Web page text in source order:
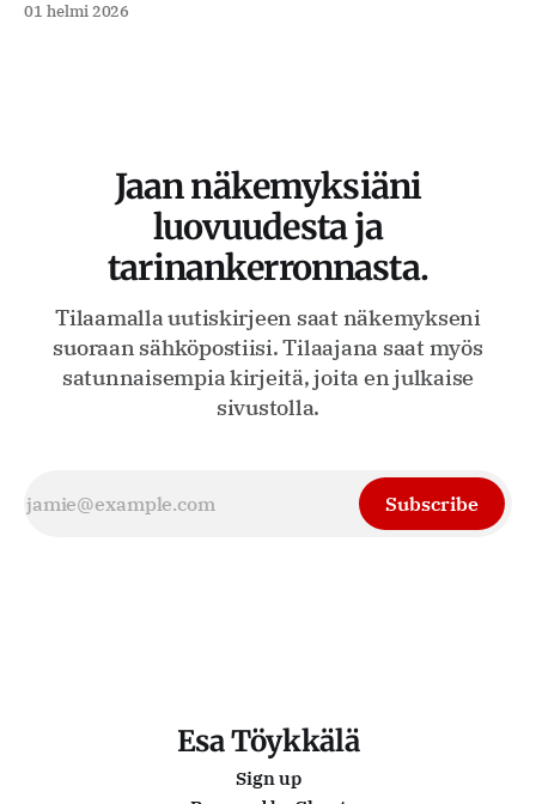
01 helmi 2026
Jaan näkemyksiäni
luovuudesta ja
tarinankerronnasta.
Tilaamalla uutiskirjeen saat näkemykseni
suoraan sähköpostiisi. Tilaajana saat myös
satunnaisempia kirjeitä, joita en julkaise
sivustolla.
Subscribe
Esa Töykkälä
Sign up